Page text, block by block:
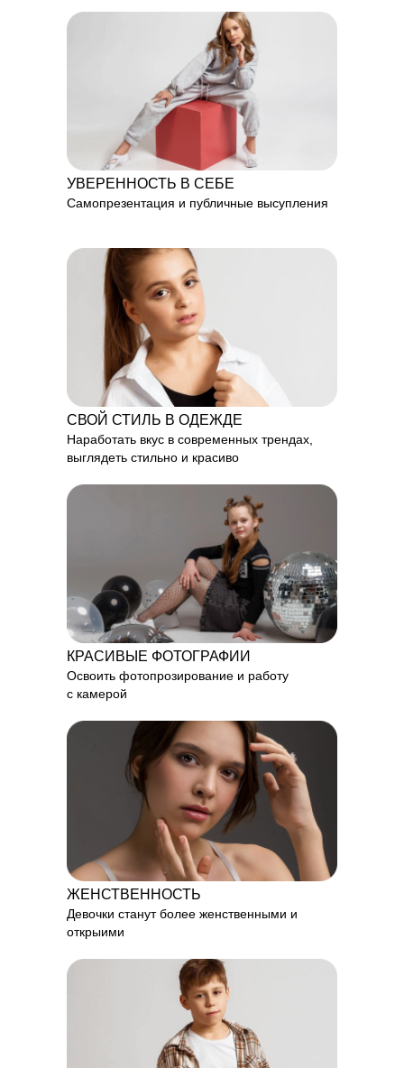
УВЕРЕННОСТЬ В СЕБЕ
Самопрезентация и публичные высупления
СВОЙ СТИЛЬ В ОДЕЖДЕ
Наработать вкус в современных трендах,
выглядеть стильно и красиво
КРАСИВЫЕ ФОТОГРАФИИ
Освоить фотопрозирование и работу
с камерой
ЖЕНСТВЕННОСТЬ
Девочки станут более женственными и
открыими